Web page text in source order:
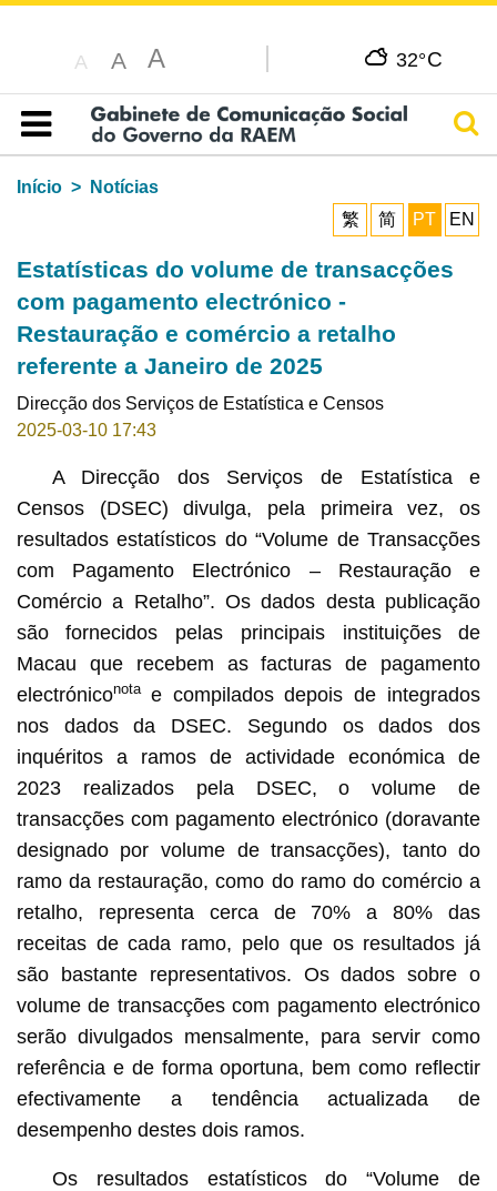
A A A 32°C
Índice
Início
Notícias
繁
简 PT EN
Estatísticas do volume de transacções
com pagamento electrónico -
Restauração e comércio a retalho
referente a Janeiro de 2025
Direcção dos Serviços de Estatística e Censos
2025-03-10 17:43
A Direcção dos Serviços de Estatística e
Censos (DSEC) divulga, pela primeira vez, os
resultados estatísticos do “Volume de Transacções
com Pagamento Electrónico – Restauração e
Comércio a Retalho”. Os dados desta publicação
são fornecidos pelas principais instituições de
Macau que recebem as facturas de pagamento
electróniconota e compilados depois de integrados
nos dados da DSEC. Segundo os dados dos
inquéritos a ramos de actividade económica de
2023 realizados pela DSEC, o volume de
transacções com pagamento electrónico (doravante
designado por volume de transacções), tanto do
ramo da restauração, como do ramo do comércio a
retalho, representa cerca de 70% a 80% das
receitas de cada ramo, pelo que os resultados já
são bastante representativos. Os dados sobre o
volume de transacções com pagamento electrónico
serão divulgados mensalmente, para servir como
referência e de forma oportuna, bem como reflectir
efectivamente a tendência actualizada de
desempenho destes dois ramos.
Os resultados estatísticos do “Volume de